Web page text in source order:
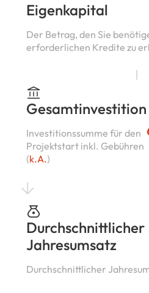
Eigenkapital
Der Betrag, den Sie
erforderlichen Kredite zu
Gesamtinvestition
Investitionssumme für den
Projektstart inkl. Gebühren
(k.A.)
Durchschnittlicher
Jahresumsatz
Durchschnittlicher